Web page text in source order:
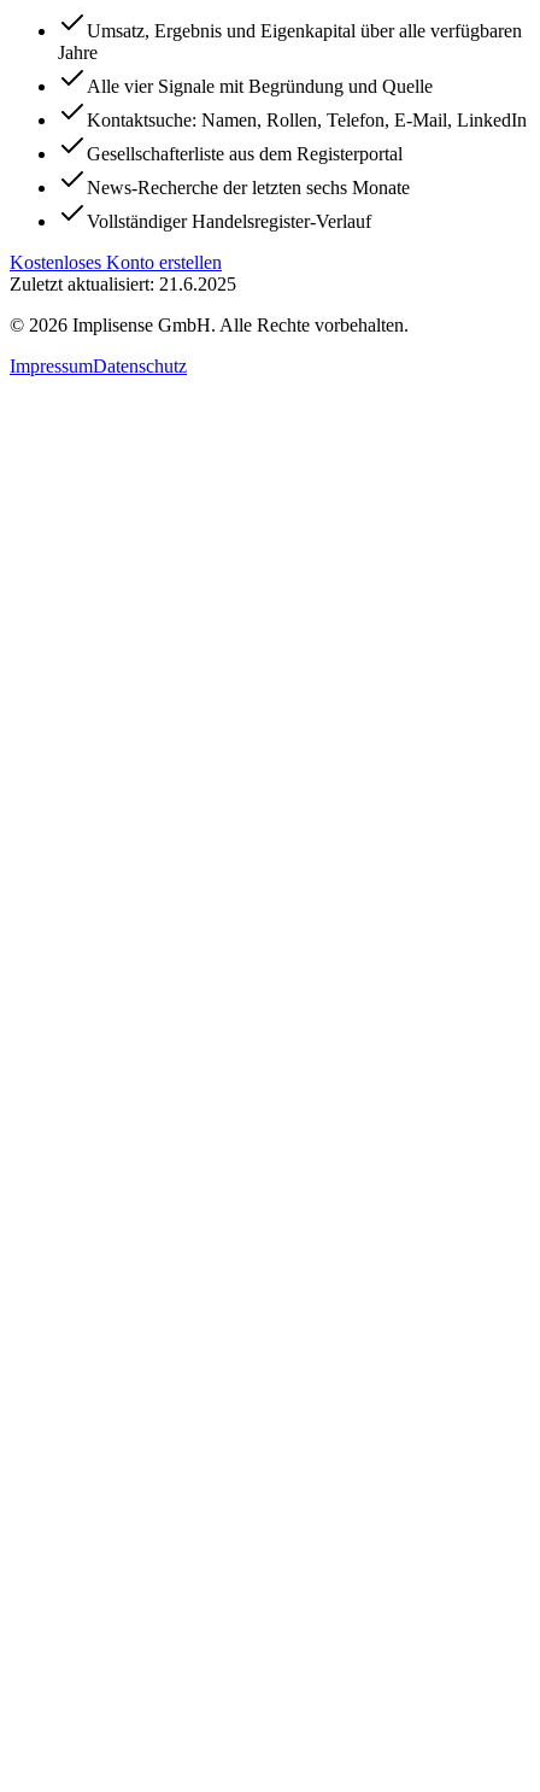
Umsatz, Ergebnis und Eigenkapital über alle verfügbaren
Jahre
Alle vier Signale mit Begründung und Quelle
Kontaktsuche: Namen, Rollen, Telefon, E-Mail, LinkedIn
Gesellschafterliste aus dem Registerportal
News-Recherche der letzten sechs Monate
Vollständiger Handelsregister-Verlauf
Kostenloses Konto erstellen
Zuletzt aktualisiert: 21.6.2025
© 2026 Implisense GmbH. Alle Rechte vorbehalten.
ImpressumDatenschutz